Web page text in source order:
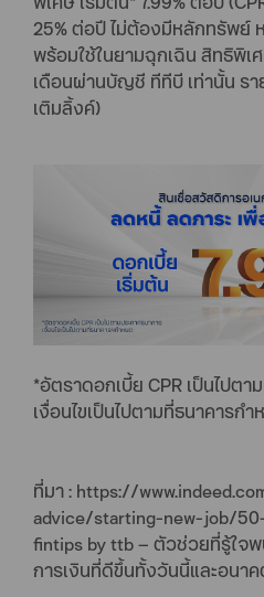
25% ต่อปี ไม่ต้องมีหลักทรัพย์
พร้อมใช้ในยามฉุกเฉิน สิทธิพิเ
เดือนผ่านบัญชี ทีทีบี เท่านั้น รา
เติมลิ้งค์)
*อัตราดอกเบี้ย CPR เป็นไปตา
เงื่อนไขเป็นไปตามที่ธนาคารกำ
ที่มา : https://
advice/starting-new-job/
fintips by ttb – ตัวช่วยที่รู้ใจ
การเงินที่ดีขึ้นทั้งวันนี้และอนา